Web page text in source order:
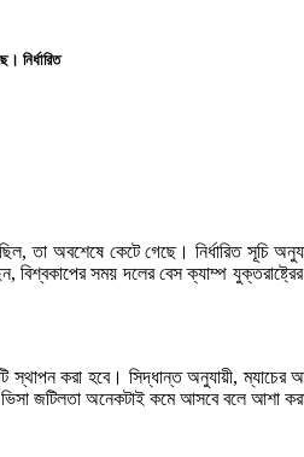
নির্ধারিত
তা অবশেষে কেটে গেছে। নির্ধারিত সূচি
সময় দলের বেস ক্যাম্প
স্থাপন করা হবে। সিদ্ধান্ত অনুযায়ী,
জটিলতা অনেকটাই কমে আসবে বলে আশা